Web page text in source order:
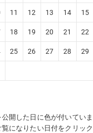
11 12 13 14 15
18 19 20 21 22
25 26 27 28 29
公開した日に色が付いてい
覧になりたい日付をクリック